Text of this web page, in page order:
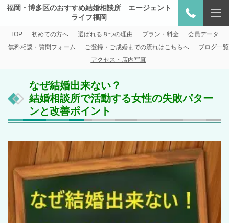
福岡・博多区のおすすめ結婚相談所 エージェント
ライフ福岡
TOP 初めての方へ 選ばれる８つの理由 プラン・料金
会員データ
無料相談・質問フォーム
ご登録・ご成婚までの流れはこちらへ
ブログ一覧
アクセス・店内写真
なぜ結婚出来ない？
結婚相談所で活動する女性の失敗パター
ンと改善ポイント